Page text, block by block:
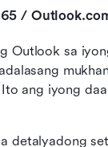
/
Outlook sa
ang iyong
detalyadong